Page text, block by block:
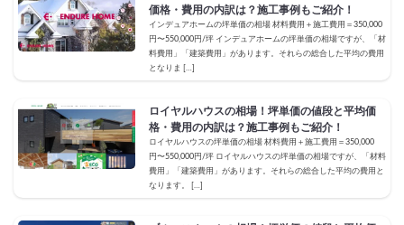
価格・費用の内訳は？施工事例もご紹介！
インデュアホームの坪単価の相場 材料費用＋施工費用＝350,000
円〜550,000円/坪 インデュアホームの坪単価の相場ですが、「材
料費用」「建築費用」があります。それらの総合した平均の費用
となりま […]
ロイヤルハウスの相場！坪単価の値段と平均価
格・費用の内訳は？施工事例もご紹介！
ロイヤルハウスの坪単価の相場 材料費用＋施工費用＝350,000
円〜550,000円/坪 ロイヤルハウスの坪単価の相場ですが、「材料
費用」「建築費用」があります。それらの総合した平均の費用と
なります。 […]